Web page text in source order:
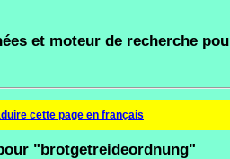
et moteur de recherche
cette page en français
"brotgetreideordnung"